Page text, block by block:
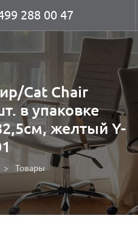
288 00 47
Cat Chair
в упаковке
желтый Y-
Товары